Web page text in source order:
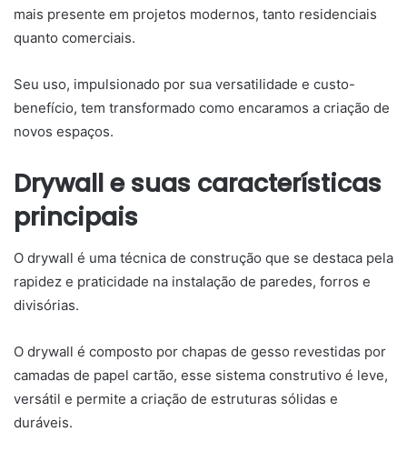
mais presente em projetos modernos, tanto residenciais
quanto comerciais.
Seu uso, impulsionado por sua versatilidade e custo-
benefício, tem transformado como encaramos a criação de
novos espaços.
Drywall e suas características
principais
O drywall é uma técnica de construção que se destaca pela
rapidez e praticidade na instalação de paredes, forros e
divisórias.
O drywall é composto por chapas de gesso revestidas por
camadas de papel cartão, esse sistema construtivo é leve,
versátil e permite a criação de estruturas sólidas e
duráveis.